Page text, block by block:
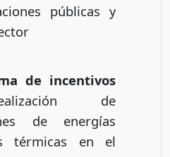
públicas y
de incentivos
de
de energías
térmicas en el